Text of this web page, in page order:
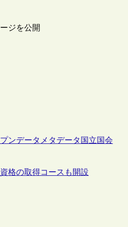
ジを公開
ンデータ メタデータ 国立国会
格の取得コースも開設